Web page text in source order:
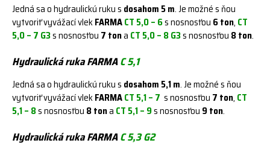
Jedná sa o hydraulickú ruku s dosahom 5 m. Je možné s ňou
vytvoriť vyvážací vlekFARMACT 5,0 – 6s nosnosťou 6 ton, CT
5,0 – 7 G3s nosnosťou 7 tona CT 5,0 – 8 G3s nosnosťou 8 ton.
Hydraulická ruka FARMAC 5,1
Jedná sa o hydraulickú ruku s dosahom 5,1 m. Je možné s ňou
vytvoriť vyvážací vlekFARMACT 5,1 – 7 s nosnosťou 7 ton, CT
5,1 – 8s nosnosťou 8 tona CT 5,1 – 9s nosnosťou 9 ton.
Hydraulická ruka FARMAC 5,3 G2